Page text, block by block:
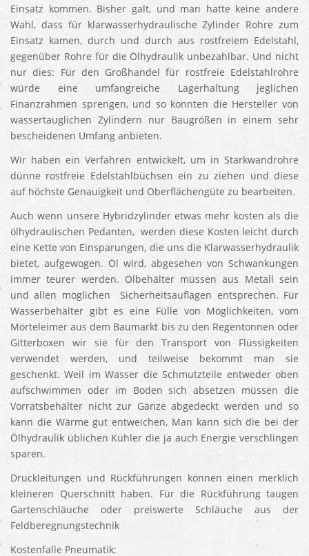
Einsatz kommen. Bisher galt, und man hatte keine andere
Wahl, dass für klarwasserhydraulische Zylinder Rohre zum
Einsatz kamen, durch und durch aus rostfreiem Edelstahl,
gegenüber Rohre für die Ölhydraulik unbezahlbar. Und nicht
nur dies: Für den Großhandel für rostfreie Edelstahlrohre
würde eine umfangreiche Lagerhaltung jeglichen
Finanzrahmen sprengen, und so konnten die Hersteller von
wassertauglichen Zylindern nur Baugrößen in einem sehr
bescheidenen Umfang anbieten.
Wir haben ein Verfahren entwickelt, um in Starkwandrohre
dünne rostfreie Edelstahlbüchsen ein zu ziehen und diese
auf höchste Genauigkeit und Oberflächengüte zu bearbeiten.
Auch wenn unsere Hybridzylinder etwas mehr kosten als die
ölhydraulischen Pedanten, werden diese Kosten leicht durch
eine Kette von Einsparungen, die uns die Klarwasserhydraulik
bietet, aufgewogen. Öl wird, abgesehen von Schwankungen
immer teurer werden. Ölbehälter müssen aus Metall sein
und allen möglichen Sicherheitsauflagen entsprechen. Für
Wasserbehälter gibt es eine Fülle von Möglichkeiten, vom
Mörteleimer aus dem Baumarkt bis zu den Regentonnen oder
Gitterboxen wir sie für den Transport von Flüssigkeiten
verwendet werden, und teilweise bekommt man sie
geschenkt. Weil im Wasser die Schmutzteile entweder oben
aufschwimmen oder im Boden sich absetzen müssen die
Vorratsbehälter nicht zur Gänze abgedeckt werden und so
kann die Wärme gut entweichen, Man kann sich die bei der
Ölhydraulik üblichen Kühler die ja auch Energie verschlingen
sparen.
Druckleitungen und Rückführungen können einen merklich
kleineren Querschnitt haben. Für die Rückführung taugen
Gartenschläuche oder preiswerte Schläuche aus der
Feldberegnungstechnik
Kostenfalle Pneumatik: